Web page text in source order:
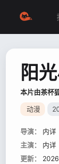
阳
本片由茶杯
动漫
导演：
内详
主演：
内详
更新：